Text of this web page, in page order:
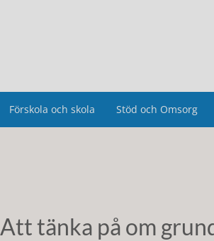
Förskola och skola Stöd och Omsorg
Att tänka på om